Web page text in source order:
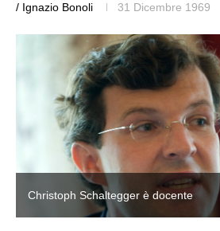
/ Ignazio Bonoli 31 Dicembre 1969
Christoph Schaltegger è docente